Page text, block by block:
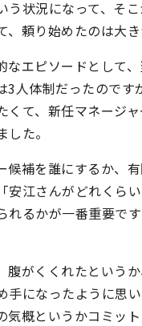
う状況になって、そ
、頼り始めたのは大き
なエピソードとして
3人体制だったのです
くて、新任マネージ
した。
候補を誰にするか、
安江さんがどれくら
れるかが一番重要で
腹がくくれたという
手になったように思
気概というかコミッ